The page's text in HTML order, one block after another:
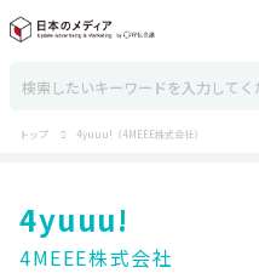
トップ 4yuuu!（4MEEE株式会社）
4yuuu!
4MEEE株式会社